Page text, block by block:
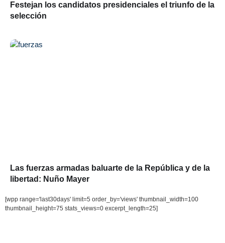
Festejan los candidatos presidenciales el triunfo de la
selección
Las fuerzas armadas baluarte de la República y de la
libertad: Nuño Mayer
[wpp range='last30days' limit=5 order_by='views' thumbnail_width=100
thumbnail_height=75 stats_views=0 excerpt_length=25]